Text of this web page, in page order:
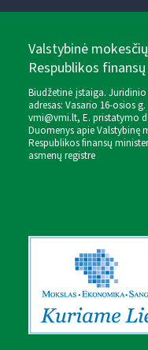
Valstybinė
Respublikos
Biudžetinė įstaiga. Juridinio
adresas: Vasario 16-osios
vmi@vmi.lt, E. pristatymo
Duomenys apie Valstybinę
Respublikos finansų
asmenų registre